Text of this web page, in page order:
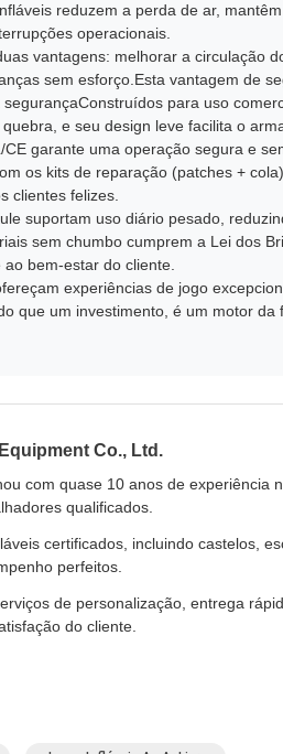
reduzem a perda de ar,
operacionais.
vantagens: melhorar a circulação
sem esforço.Esta vantagem de
para uso
e seu design leve facilita o
garante uma operação segura e
os kits de reparação (patches +
clientes felizes.
suportam uso diário pesado,
sem chumbo cumprem a Lei dos
bem-estar do cliente.
experiências de jogo
que um investimento, é um motor da
Co., Ltd.
com quase 10 anos de experiência
qualificados.
certificados, incluindo castelos,
perfeitos.
de personalização, entrega
do cliente.